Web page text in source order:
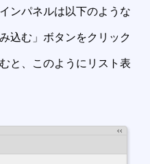
ンパネルは以下のような
込む」ボタンをクリック
と、このようにリスト表